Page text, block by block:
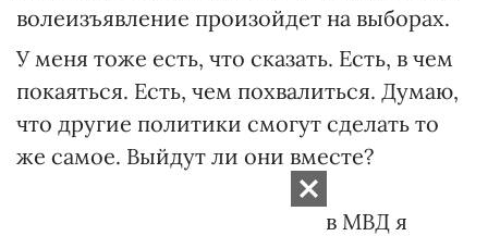
волеизъявление произойдет на выборах.
У меня тоже есть, что сказать. Есть, в чем
покаяться. Есть, чем похвалиться. Думаю,
что другие политики смогут сделать то
же самое. Выйдут ли они вместе?
непродолжительной работы в МВД я